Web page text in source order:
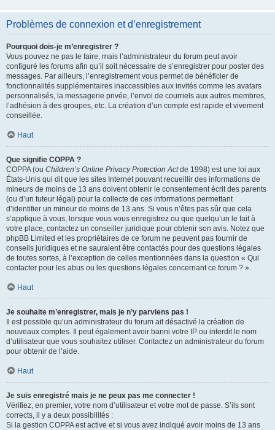
Problèmes de connexion et d’enregistrement
Pourquoi dois-je m’enregistrer ?
Vous pouvez ne pas le faire, mais l’administrateur du forum peut avoir
configuré les forums afin qu’il soit nécessaire de s’enregistrer pour poster des
messages. Par ailleurs, l’enregistrement vous permet de bénéficier de
fonctionnalités supplémentaires inaccessibles aux invités comme les avatars
personnalisés, la messagerie privée, l’envoi de courriels aux autres membres,
l’adhésion à des groupes, etc. La création d’un compte est rapide et vivement
conseillée.
Haut
Que signifie COPPA ?
COPPA (ou Children’s Online Privacy Protection Actde 1998) est une loi aux
États-Unis qui dit que les sites Internet pouvant recueillir des informations de
mineurs de moins de 13 ans doivent obtenir le consentement écrit des parents
(ou d’un tuteur légal) pour la collecte de ces informations permettant
d’identifier un mineur de moins de 13 ans. Si vous n’êtes pas sûr que cela
s’applique à vous, lorsque vous vous enregistrez ou que quelqu’un le fait à
votre place, contactez un conseiller juridique pour obtenir son avis. Notez que
phpBB Limited et les propriétaires de ce forum ne peuvent pas fournir de
conseils juridiques et ne sauraient être contactés pour des questions légales
de toutes sortes, à l’exception de celles mentionnées dans la question « Qui
contacter pour les abus ou les questions légales concernant ce forum ? ».
Haut
Je souhaite m’enregistrer, mais je n’y parviens pas !
Il est possible qu’un administrateur du forum ait désactivé la création de
nouveaux comptes. Il peut également avoir banni votre IP ou interdit le nom
d’utilisateur que vous souhaitez utiliser. Contactez un administrateur du forum
pour obtenir de l’aide.
Haut
Je suis enregistré mais je ne peux pas me connecter !
Vérifiez, en premier, votre nom d’utilisateur et votre mot de passe. S’ils sont
corrects, il y a deux possibilités :
Si la gestion COPPA est active et si vous avez indiqué avoir moins de 13 ans